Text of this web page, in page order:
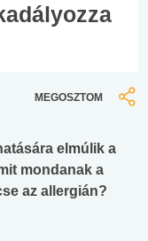
MEGOSZTOM
elmúlik a
mondanak a
az allergián?